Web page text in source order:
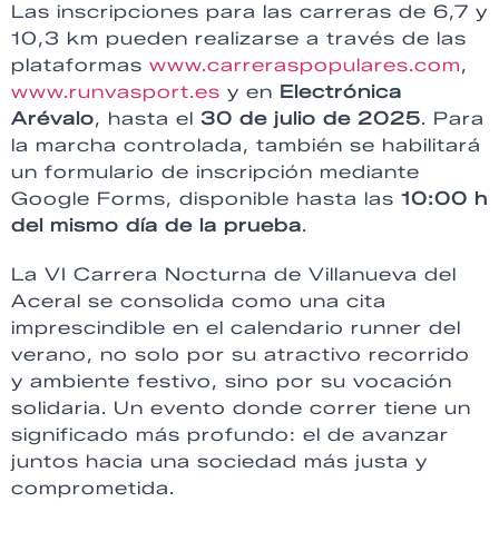
Las inscripciones para las carreras de 6,7 y
10,3 km pueden realizarse a través de las
plataformas www.carreraspopulares.com,
www.runvasport.es y en Electrónica
Arévalo, hasta el 30 de julio de 2025. Para
la marcha controlada, también se habilitará
un formulario de inscripción mediante
Google Forms, disponible hasta las 10:00 h
del mismo día de la prueba.
La VI Carrera Nocturna de Villanueva del
Aceral se consolida como una cita
imprescindible en el calendario runner del
verano, no solo por su atractivo recorrido
y ambiente festivo, sino por su vocación
solidaria. Un evento donde correr tiene un
significado más profundo: el de avanzar
juntos hacia una sociedad más justa y
comprometida.